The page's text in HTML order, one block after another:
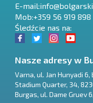
E-mail:
Mob:+359 56 919 898
Śledźcie nas na:
Nasze adresy w
Varna, ul. Jan Hunyadi
Stadium Quarter, 34,
Burgas, ul. Dame Gruev